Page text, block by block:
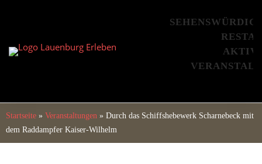
Startseite » Veranstaltungen » Durch das Schiffshebewerk Scharnebeck mit
dem Raddampfer Kaiser-Wilhelm